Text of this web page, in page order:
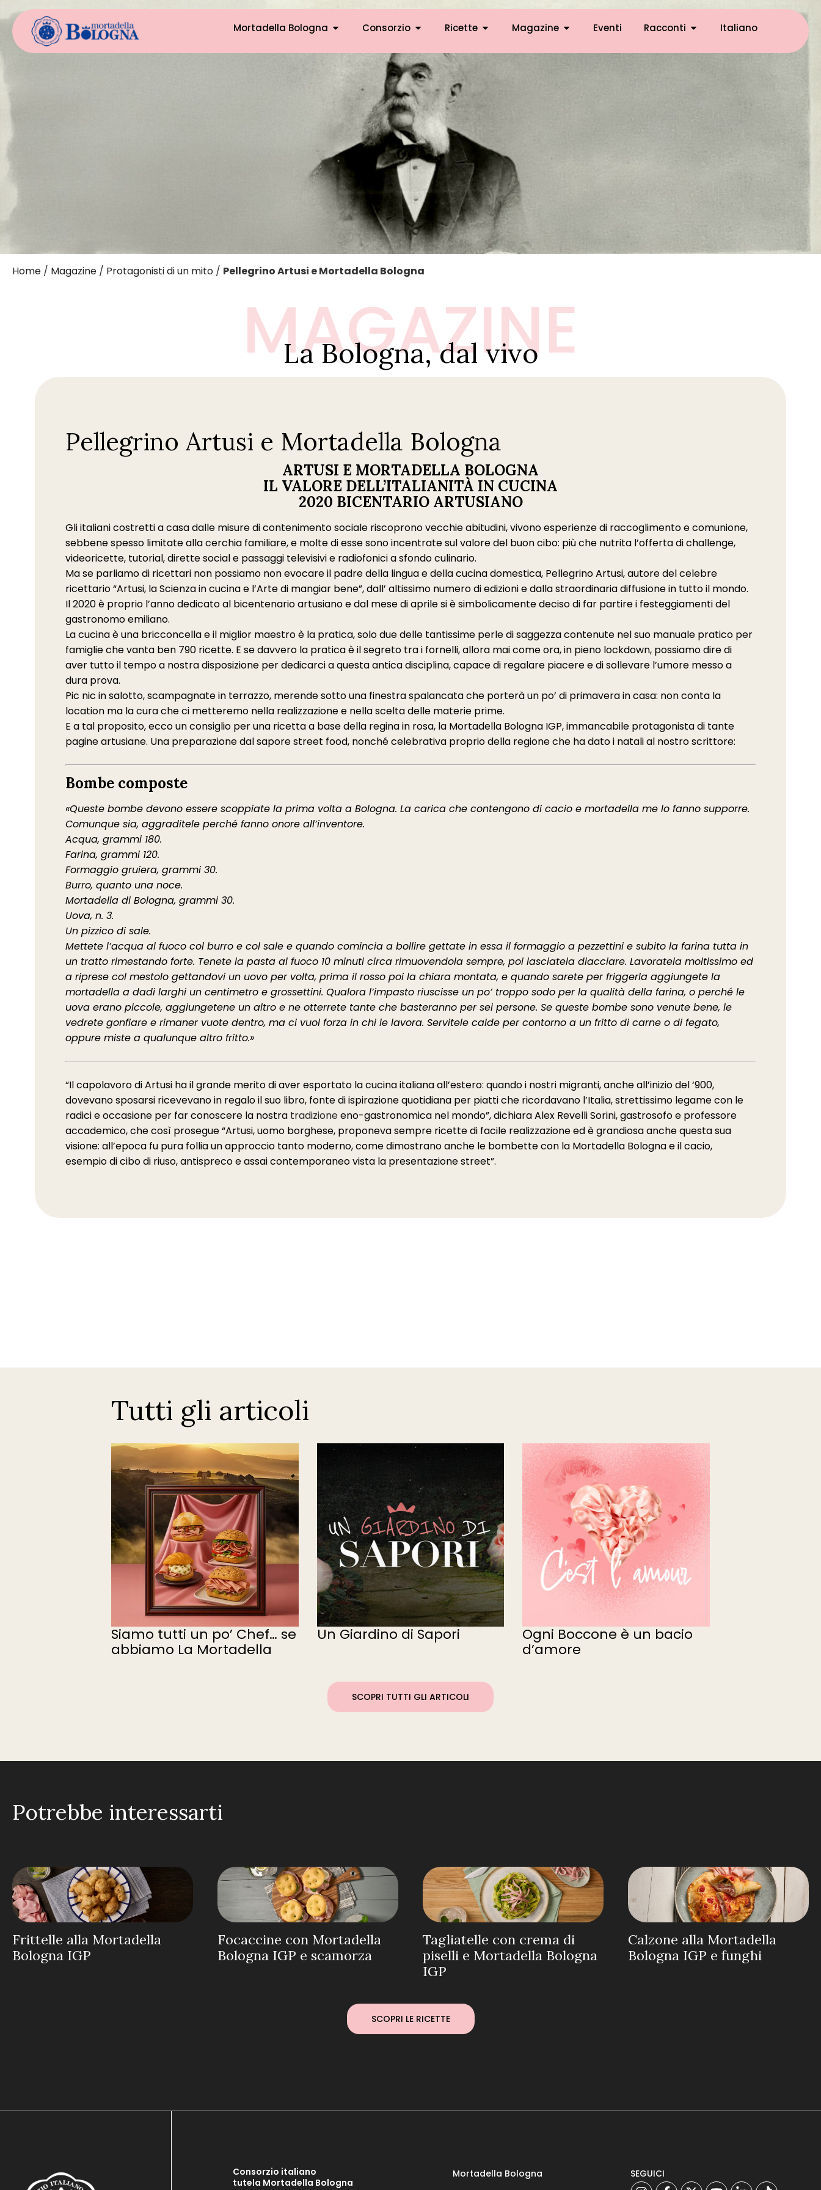
Mortadella Bologna Consorzio Ricette Magazine Eventi Racconti Italiano
Home / Magazine / Protagonisti di un mito / Pellegrino Artusi e Mortadella Bologna
MAGAZINE
La Bologna, dal vivo
Pellegrino Artusi e Mortadella Bologna
ARTUSI E MORTADELLA BOLOGNA
IL VALORE DELL’ITALIANITÀ IN CUCINA
2020 BICENTARIO ARTUSIANO
Gli italiani costretti a casa dalle misure di contenimento sociale riscoprono vecchie abitudini, vivono esperienze di raccoglimento e comunione,
sebbene spesso limitate alla cerchia familiare, e molte di esse sono incentrate sul valore del buon cibo: più che nutrita l’offerta di challenge,
videoricette, tutorial, dirette social e passaggi televisivi e radiofonici a sfondo culinario.
Ma se parliamo di ricettari non possiamo non evocare il padre della lingua e della cucina domestica, Pellegrino Artusi, autore del celebre
ricettario “Artusi, la Scienza in cucina e l’Arte di mangiar bene”, dall’ altissimo numero di edizioni e dalla straordinaria diffusione in tutto il mondo.
Il 2020 è proprio l’anno dedicato al bicentenario artusiano e dal mese di aprile si è simbolicamente deciso di far partire i festeggiamenti del
gastronomo emiliano.
La cucina è una bricconcella e il miglior maestro è la pratica, solo due delle tantissime perle di saggezza contenute nel suo manuale pratico per
famiglie che vanta ben 790 ricette. E se davvero la pratica è il segreto tra i fornelli, allora mai come ora, in pieno lockdown, possiamo dire di
aver tutto il tempo a nostra disposizione per dedicarci a questa antica disciplina, capace di regalare piacere e di sollevare l’umore messo a
dura prova.
Pic nic in salotto, scampagnate in terrazzo, merende sotto una finestra spalancata che porterà un po’ di primavera in casa: non conta la
location ma la cura che ci metteremo nella realizzazione e nella scelta delle materie prime.
E a tal proposito, ecco un consiglio per una ricetta a base della regina in rosa, la Mortadella Bologna IGP, immancabile protagonista di tante
pagine artusiane. Una preparazione dal sapore street food, nonché celebrativa proprio della regione che ha dato i natali al nostro scrittore:
Bombe composte
«Queste bombe devono essere scoppiate la prima volta a Bologna. La carica che contengono di cacio e mortadella me lo fanno supporre.
Comunque sia, aggraditele perché fanno onore all’inventore.
Acqua, grammi 180.
Farina, grammi 120.
Formaggio gruiera, grammi 30.
Burro, quanto una noce.
Mortadella di Bologna, grammi 30.
Uova, n. 3.
Un pizzico di sale.
Mettete l’acqua al fuoco col burro e col sale e quando comincia a bollire gettate in essa il formaggio a pezzettini e subito la farina tutta in
un tratto rimestando forte. Tenete la pasta al fuoco 10 minuti circa rimuovendola sempre, poi lasciatela diacciare. Lavoratela moltissimo ed
a riprese col mestolo gettandovi un uovo per volta, prima il rosso poi la chiara montata, e quando sarete per friggerla aggiungete la
mortadella a dadi larghi un centimetro e grossettini. Qualora l’impasto riuscisse un po’ troppo sodo per la qualità della farina, o perché le
uova erano piccole, aggiungetene un altro e ne otterrete tante che basteranno per sei persone. Se queste bombe sono venute bene, le
vedrete gonfiare e rimaner vuote dentro, ma ci vuol forza in chi le lavora. Servitele calde per contorno a un fritto di carne o di fegato,
oppure miste a qualunque altro fritto.»
“Il capolavoro di Artusi ha il grande merito di aver esportato la cucina italiana all’estero: quando i nostri migranti, anche all’inizio del ‘900,
dovevano sposarsi ricevevano in regalo il suo libro, fonte di ispirazione quotidiana per piatti che ricordavano l’Italia, strettissimo legame con le
radici e occasione per far conoscere la nostra tradizioneeno-gastronomica nel mondo”, dichiara Alex Revelli Sorini, gastrosofo e professore
accademico, che così prosegue “Artusi, uomo borghese, proponeva sempre ricette di facile realizzazione ed è grandiosa anche questa sua
visione: all’epoca fu pura follia un approccio tanto moderno, come dimostrano anche le bombette con la Mortadella Bologna e il cacio,
esempio di cibo di riuso, antispreco e assai contemporaneo vista la presentazione street”.
Tutti gli articoli
Siamo tutti un po’ Chef… se
abbiamo La Mortadella
Un Giardino di Sapori
Ogni Boccone è un bacio
d’amore
SCOPRI TUTTI GLI ARTICOLI
Potrebbe interessarti
Frittelle alla Mortadella
Bologna IGP
Focaccine con Mortadella
Bologna IGP e scamorza
Tagliatelle con crema di
piselli e Mortadella Bologna
IGP
Calzone alla Mortadella
Bologna IGP e funghi
SCOPRI LE RICETTE
Consorzio italiano
tutela Mortadella Bologna
Mortadella Bologna
SEGUICI